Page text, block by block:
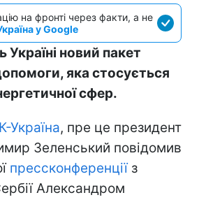
на фронті через факти, а не
у Google
Україні новий пакет
яка стосується
сфер.
Україна, пре це президент
Зеленський повідомив
прессконференціїз
Александром